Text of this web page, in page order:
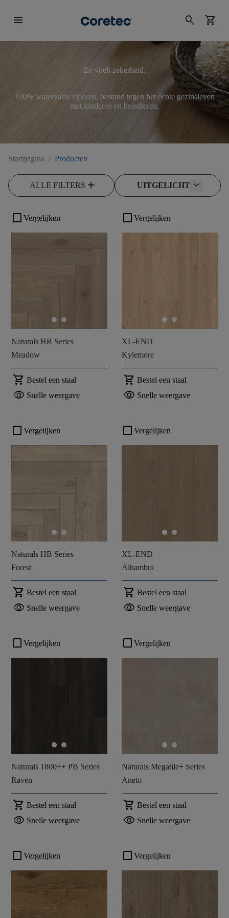
menu search shopping_cart
Zo voelt zekerheid.
100% watervaste vloeren, bestand tegen het échte gezinsleven
met kinderen en huisdieren.
Startpagina / Producten
ALLE FILTERS add UITGELICHT
check_box_outline_blank Vergelijken
Naturals HB Series
Meadow
shopping_cart Bestel een staal
visibility Snelle weergave
check_box_outline_blank Vergelijken
XL-END
Kylemore
shopping_cart Bestel een staal
visibility Snelle weergave
check_box_outline_blank Vergelijken
Naturals HB Series
Forest
shopping_cart Bestel een staal
visibility Snelle weergave
check_box_outline_blank Vergelijken
XL-END
Alhambra
shopping_cart Bestel een staal
visibility Snelle weergave
check_box_outline_blank Vergelijken
Naturals 1800++ PB Series
Raven
shopping_cart Bestel een staal
visibility Snelle weergave
check_box_outline_blank Vergelijken
Naturals Megatile+ Series
Aneto
shopping_cart Bestel een staal
visibility Snelle weergave
check_box_outline_blank Vergelijken check_box_outline_blank Vergelijken